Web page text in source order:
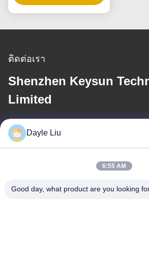
พลังงาน AC DC ที่น่าเชื่อ
ติดต่อเรา
Shenzhen Keysun
Limited
อีเมล
dayle@keysuntech.com
ที่อยู่ของเรา
Dayle Liu
6:55 AM
Good day, what product are you looking